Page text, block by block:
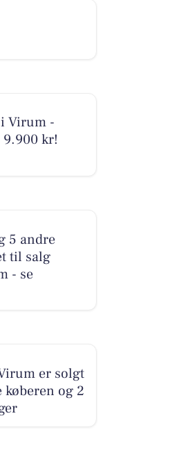
Virum -
kr!
5 andre
til salg
- se
er solgt
køberen og 2